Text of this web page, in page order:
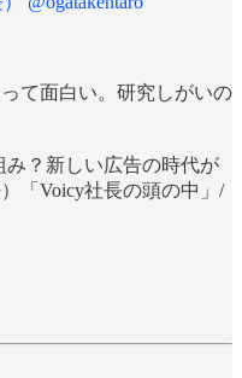
て面白い。研究しがいの
み？新しい広告の時代が
「Voicy社長の頭の中」/